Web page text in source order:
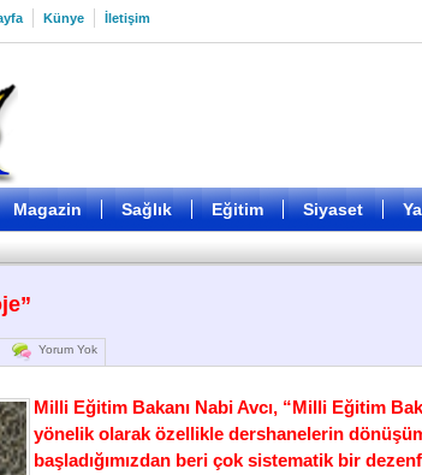
Künye İletişim
Magazin Sağlık Eğitim Siyaset
Yorum Yok
Milli Eğitim Bakanı Nabi Avcı, “Milli Eğitim
yönelik olarak özellikle dershanelerin
başladığımızdan beri çok sistematik bir